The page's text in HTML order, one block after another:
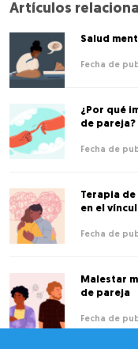
Artículos
Salud
¿Por qué
de pareja?
Terapia de
en el
Malestar
de pareja